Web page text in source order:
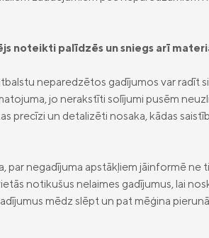
noteikti palīdzēs un sniegs arī
neparedzētos gadījumos var radīt
jo nerakstīti solījumi pusēm
precīzi un detalizēti nosaka, kādas
par negadījuma apstākļiem jāinformē ne
notikušus nelaimes gadījumus, lai
mēdz slēpt un pat mēģina